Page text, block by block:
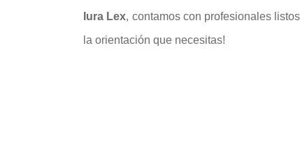
Iura Lex, contamos con profesionales
la orientación que necesitas!